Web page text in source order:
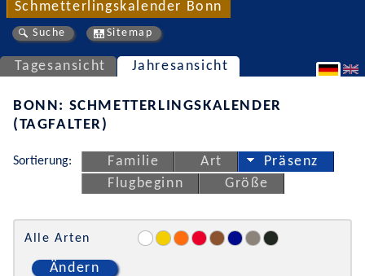
Schmetterlingskalender Bonn
Suche Sitemap
Tagesansicht Jahresansicht
BONN: SCHMETTERLINGSKALENDER
(TAGFALTER)
Sortierung: Familie Art
Präsenz
Flugbeginn
Größe
Alle Arten
Ändern